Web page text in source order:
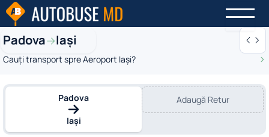
Padova→Iași
Cauți transport spre Aeroport Iași?
Padova
Iași
Adaugă Retur